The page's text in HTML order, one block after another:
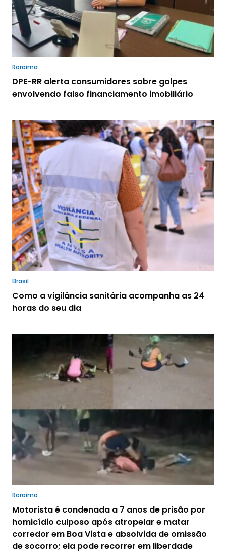
Roraima
DPE-RR alerta consumidores sobre golpes
envolvendo falso financiamento imobiliário
Brasil
Como a vigilância sanitária acompanha as 24
horas do seu dia
Roraima
Motorista é condenada a 7 anos de prisão por
homicídio culposo após atropelar e matar
corredor em Boa Vista e absolvida de omissão
de socorro; ela pode recorrer em liberdade